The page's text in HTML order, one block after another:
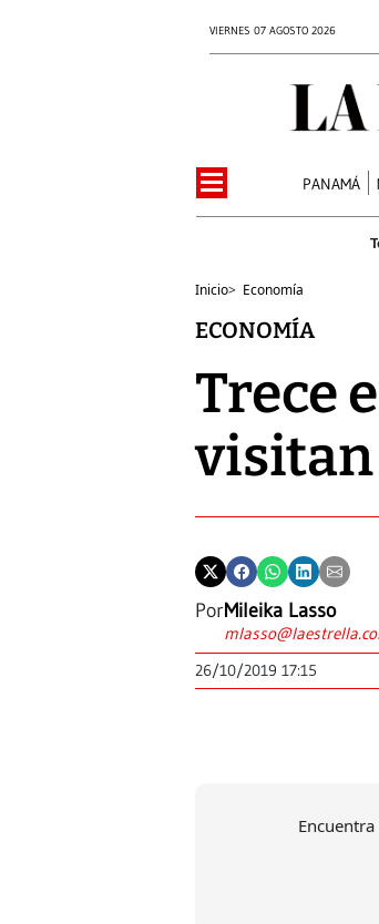
VIERNES 07 AGOSTO 2026
PANAMÁ
Inicio> Economía
ECONOMÍA
Trece
visitan
PorMileika Lasso
26/10/2019 17:15